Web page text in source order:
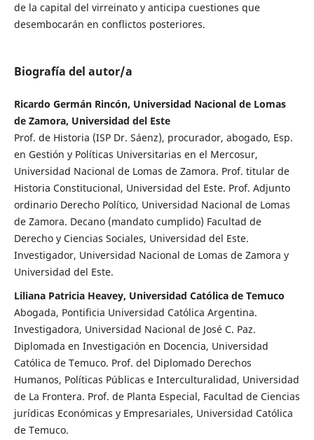
de la capital del virreinato y anticipa cuestiones que
desembocarán en conflictos posteriores.
Biografía del autor/a
Ricardo Germán Rincón, Universidad Nacional de Lomas
de Zamora, Universidad del Este
Prof. de Historia (ISP Dr. Sáenz), procurador, abogado, Esp.
en Gestión y Políticas Universitarias en el Mercosur,
Universidad Nacional de Lomas de Zamora. Prof. titular de
Historia Constitucional, Universidad del Este. Prof. Adjunto
ordinario Derecho Político, Universidad Nacional de Lomas
de Zamora. Decano (mandato cumplido) Facultad de
Derecho y Ciencias Sociales, Universidad del Este.
Investigador, Universidad Nacional de Lomas de Zamora y
Universidad del Este.
Liliana Patricia Heavey, Universidad Católica de Temuco
Abogada, Pontificia Universidad Católica Argentina.
Investigadora, Universidad Nacional de José C. Paz.
Diplomada en Investigación en Docencia, Universidad
Católica de Temuco. Prof. del Diplomado Derechos
Humanos, Políticas Públicas e Interculturalidad, Universidad
de La Frontera. Prof. de Planta Especial, Facultad de Ciencias
jurídicas Económicas y Empresariales, Universidad Católica
de Temuco.